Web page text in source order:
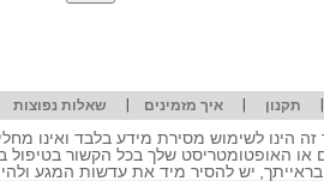
תקנון |איך מזמינים | שאלות נפוצות
הינו לשימוש מסירת מידע בלבד ואינו
או האופטומטריסט שלך בכל הקשור
בראייתך, יש להסיר מיד את עדשות המגע